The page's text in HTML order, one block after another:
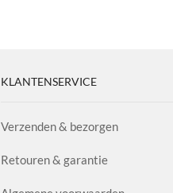
KLANTENSERVICE
Verzenden & bezorgen
Retouren & garantie